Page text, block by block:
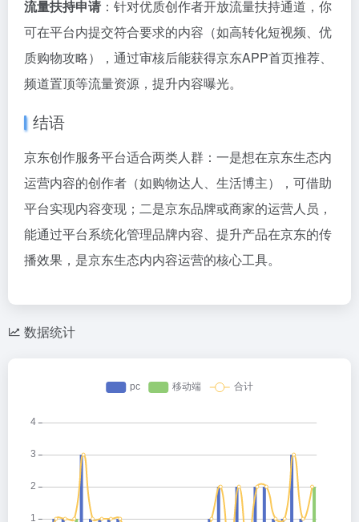
流量扶持申请 ：针对优质创作者开放流量扶持通道，你
可在平台内提交符合要求的内容（如高转化短视频、优
质购物攻略），通过审核后能获得京东APP首页推荐、
频道置顶等流量资源，提升内容曝光。
结语
京东创作服务平台适合两类人群：一是想在京东生态内
运营内容的创作者（如购物达人、生活博主），可借助
平台实现内容变现；二是京东品牌或商家的运营人员，
能通过平台系统化管理品牌内容、提升产品在京东的传
播效果，是京东生态内内容运营的核心工具。
数据统计